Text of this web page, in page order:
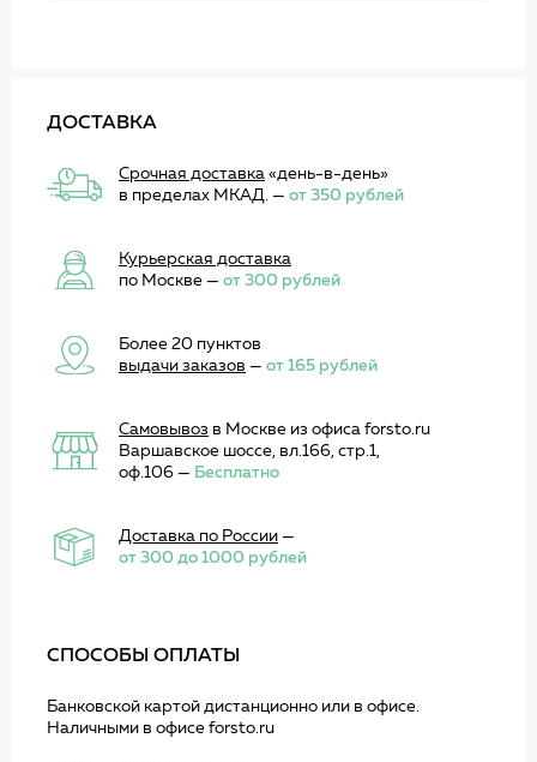
ДОСТАВКА
Срочная доставка«день-в-день»
в пределах МКАД. — от 350 рублей
Курьерская доставка
по Москве — от 300 рублей
Более 20 пунктов
выдачи заказов — от 165 рублей
Самовывоз в Москве из офиса forsto.ru
Варшавское шоссе, вл.166, стр.1,
оф.106 — Бесплатно
Доставка по России—
от 300 до 1000 рублей
СПОСОБЫ ОПЛАТЫ
Банковской картой дистанционно или в офисе.
Наличными в офисе forsto.ru